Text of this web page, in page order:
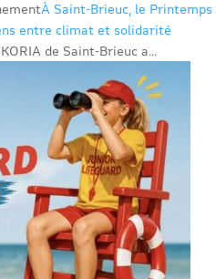
À Saint-Brieuc, le Printemps
entre climat et solidarité
de Saint-Brieuc a...